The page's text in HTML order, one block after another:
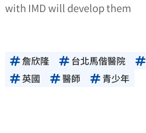
with IMD will develop them
詹欣隆 台北馬偕醫院
英國
醫師 青少年